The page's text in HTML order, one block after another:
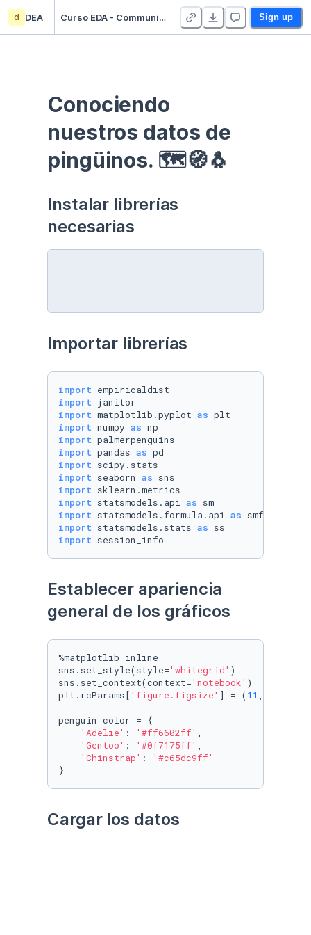
d DEA Curso EDA - Communication - Duplicate Sign up
Conociendo
nuestros datos de
pingüinos. 🗺🧭🐧
Instalar librerías
necesarias
Importar librerías
import
import
import matplotlib.pyplot as
import numpy as
import
import pandas as
import
import seaborn as
import
import statsmodels.api as
import statsmodels.formula.api as
import statsmodels.stats as
import session_info
Establecer apariencia
general de los gráficos
%matplotlib inline
sns.set_style(style='whitegrid' )
sns.set_context(context='notebook' )
plt.rcParams[ 'figure.figsize' ] = ( 11 ,
penguin_color = {
'Adelie' : '#ff6602ff' ,
'Gentoo' : '#0f7175ff' ,
'Chinstrap' :
'#c65dc9ff'
}
Cargar los datos